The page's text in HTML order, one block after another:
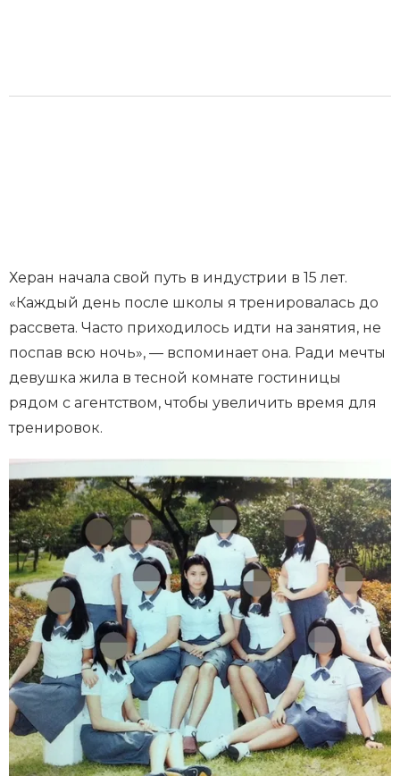
Херан начала свой путь в индустрии в 15 лет.
«Каждый день после школы я тренировалась до
рассвета. Часто приходилось идти на занятия, не
поспав всю ночь», — вспоминает она. Ради мечты
девушка жила в тесной комнате гостиницы
рядом с агентством, чтобы увеличить время для
тренировок.